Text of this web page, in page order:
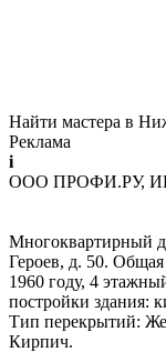
Найти мастера в
Реклама
i
ООО ПРОФИ.РУ,
Многоквартирный
Героев, д. 50.
1960 году, 4
постройки здания:
Тип перекрытий:
Кирпич.